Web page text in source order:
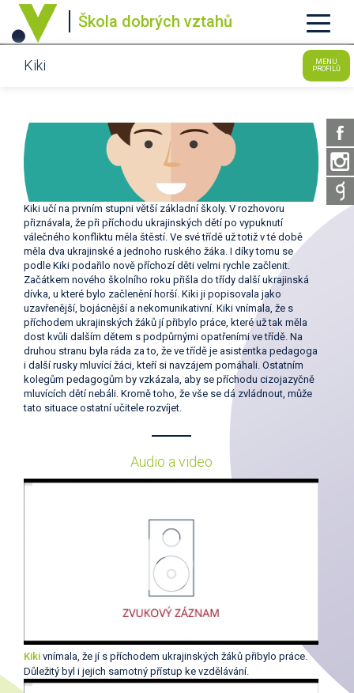
Škola dobrých vztahů
Kiki
MENU
PROFILŮ
Kiki učí na prvním stupni větší základní školy. V rozhovoru
přiznávala, že při příchodu ukrajinských dětí po vypuknutí
válečného konfliktu měla štěstí. Ve své třídě už totiž v té době
měla dva ukrajinské a jednoho ruského žáka. I díky tomu se
podle Kiki podařilo nově příchozí děti velmi rychle začlenit.
Začátkem nového školního roku přišla do třídy další ukrajinská
dívka, u které bylo začlenění horší. Kiki ji popisovala jako
uzavřenější, bojácnější a nekomunikativní. Kiki vnímala, že s
příchodem ukrajinských žáků jí přibylo práce, které už tak měla
dost kvůli dalším dětem s podpůrnými opatřeními ve třídě. Na
druhou stranu byla ráda za to, že ve třídě je asistentka pedagoga
i další rusky mluvící žáci, kteří si navzájem pomáhali. Ostatním
kolegům pedagogům by vzkázala, aby se příchodu cizojazyčně
mluvících dětí nebáli. Kromě toho, že vše se dá zvládnout, může
tato situace ostatní učitele rozvíjet.
Audio a video
Kiki vnímala, že jí s příchodem ukrajinských žáků přibylo práce.
Důležitý byl i jejich samotný přístup ke vzdělávání.